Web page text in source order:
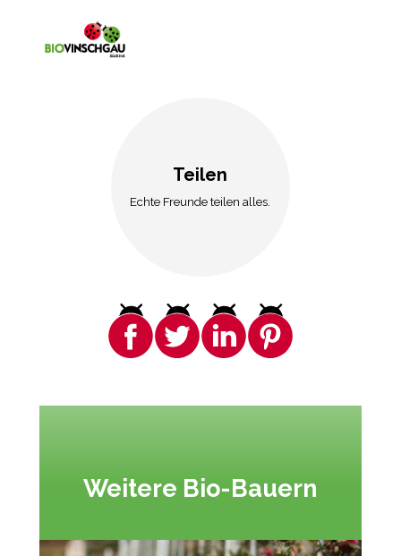
Teilen
Echte Freunde teilen alles.
Weitere Bio-Bauern